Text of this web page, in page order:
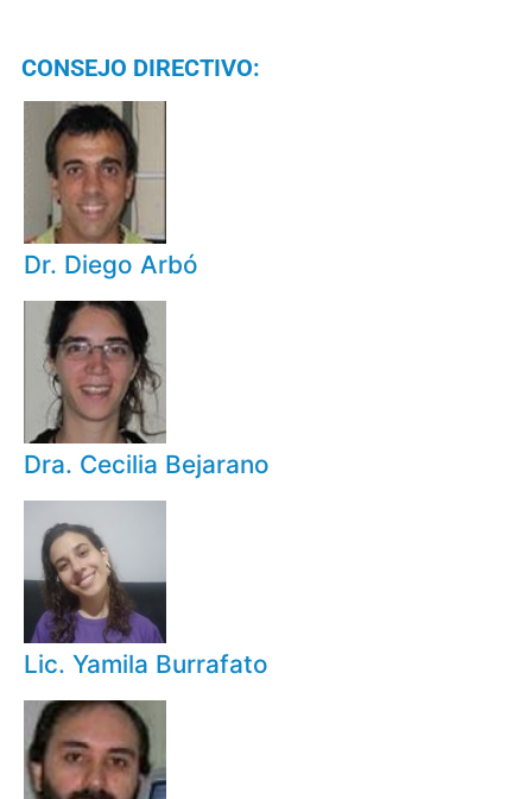
CONSEJO DIRECTIVO:
Dr. Diego Arbó
Dra. Cecilia Bejarano
Lic. Yamila Burrafato